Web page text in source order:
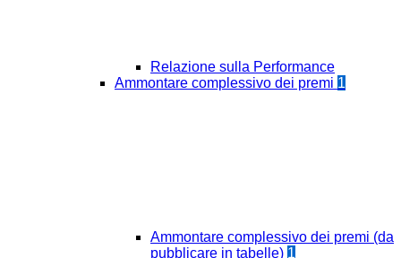
Relazione sulla Performance
Ammontare complessivo dei premi 1
Ammontare complessivo dei premi (da
pubblicare in tabelle) 1